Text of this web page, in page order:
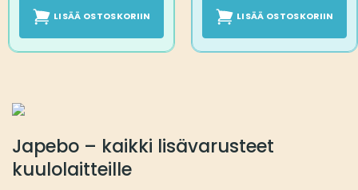
LISÄÄ OSTOSKORIIN LISÄÄ OSTOSKORIIN
Japebo – kaikki lisävarusteet
kuulolaitteille